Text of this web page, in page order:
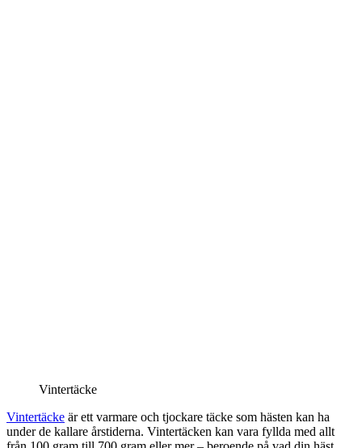
Vintertäcke
Vintertäcke är ett varmare och tjockare täcke som hästen kan ha
under de kallare årstiderna. Vintertäcken kan vara fyllda med allt